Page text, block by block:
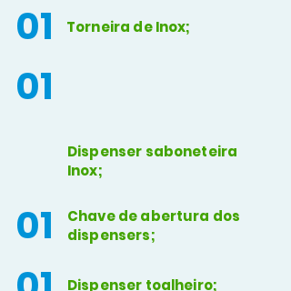
01 Torneira de Inox;
01
Dispenser saboneteira
Inox;
01
Chave de abertura dos
dispensers;
Dispenser toalheiro;